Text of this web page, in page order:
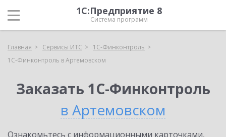
1С:Предприятие 8
Система программ
Главная Сервисы ИТС
1С-Финконтроль
1С-Финконтроль в Артемовском
Заказать 1С-Финконтроль
в Артемовском
Ознакомьтесь с информационными карточками,